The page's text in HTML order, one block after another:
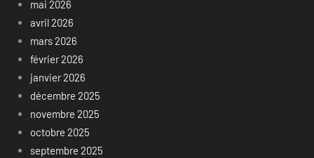
mai 2026
avril 2026
mars 2026
février 2026
janvier 2026
décembre 2025
novembre 2025
octobre 2025
septembre 2025